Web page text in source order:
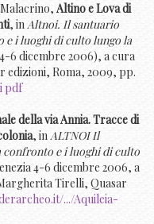
Altino e Lova di
, inAltnoi. Il santuario
e i luoghi di culto lungo la
6 dicembre 2006), a cura
edizioni, Roma, 2009, pp.
pdf
della via Annia. Tracce di
, inALTNOI Il
confronto e i luoghi di culto
4-6 dicembre 2006, a
Tirelli, Quasar
.../Aquileia-